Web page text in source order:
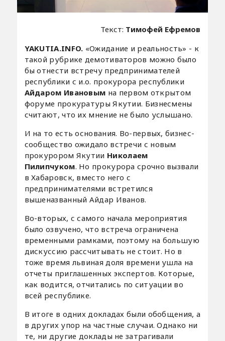
Текст: Тимофей Ефремов
YAKUTIA.INFO. «Ожидание и реальность» - к
такой рубрике демотиваторов можно было
бы отнести встречу предпринимателей
республики с и.о. прокурора республики
Айдаром Ивановым на первом открытом
форуме прокуратуры Якутии. Бизнесмены
считают, что их мнение не было услышано.
И на то есть основания. Во-первых, бизнес-
сообщество ожидало встречи с новым
прокурором Якутии Николаем
Пилипчуком. Но прокурора срочно вызвали
в Хабаровск, вместо него с
предпринимателями встретился
вышеназванный Айдар Иванов.
Во-вторых, с самого начала мероприятия
было озвучено, что встреча ограничена
временными рамками, поэтому на большую
дискуссию рассчитывать не стоит. Но в
тоже время львиная доля времени ушла на
отчеты приглашенных экспертов. Которые,
как водится, отчитались по ситуации во
всей республике.
В итоге в одних докладах были обобщения, а
в других упор на частные случаи. Однако ни
те, ни другие доклады не затрагивали